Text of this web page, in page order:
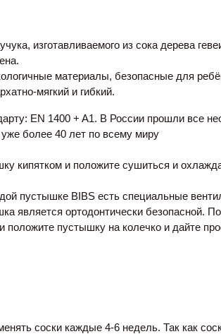
изготавливаемого из сока дерева
материалы, безопасные для
мягкий и гибкий.
EN 1400 + A1. В России прошли все
более 40 лет по всему миру
кипятком и положите сушиться и
пустышке BIBS есть специальные
является ортодонтически безопасной.
положите пустышку на колечко и дайте
соски каждые 4-6 недель. Так как